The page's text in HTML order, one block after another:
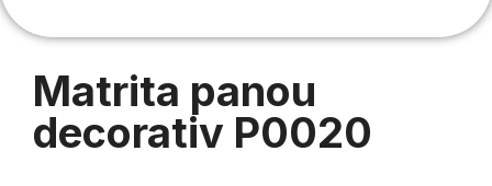
Matrita panou
decorativ P0020